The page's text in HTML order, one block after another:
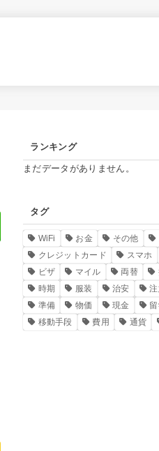
ランキング
まだデータがありません。
タグ
WiFi お金 その他
クレジットカード
スマホ
ビザ
マイル 両替
時期
服装 治安
準備
物価 現金
移動手段
費用 通貨